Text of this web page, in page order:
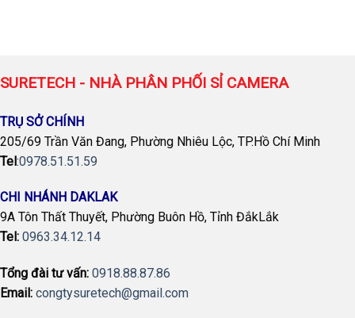
SURETECH - NHÀ PHÂN PHỐI SỈ CAMERA
TRỤ SỞ CHÍNH
205/69 Trần Văn Đang, Phường Nhiêu Lộc, TP.Hồ Chí Minh
Tel:0978.51.51.59
CHI NHÁNH DAKLAK
9A Tôn Thất Thuyết, Phường Buôn Hồ, Tỉnh ĐắkLắk
Tel: 0963.34.12.14
Tổng đài tư vấn: 0918.88.87.86
Email: congtysuretech@gmail.com